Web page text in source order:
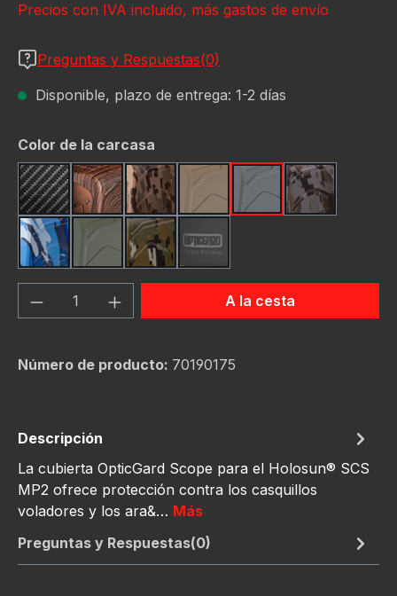
Precios con IVA incluido, más gastos de envío
Preguntas y Respuestas(0)
Disponible, plazo de entrega: 1-2 días
Seleccione
Color de la carcasa
Carbon FiberDark WoodFDE CamoFlat Dark Earth
GunmetalGunmetal
Navy CamoOD GreenOD Green Camo
schwarz
Cantidad del producto: introduce la
A la cesta
Número de producto: 70190175
Descripción
La cubierta OpticGard Scope para el Holosun® SCS
MP2 ofrece protección contra los casquillos
voladores y los ara&… Más
Preguntas y Respuestas(0)